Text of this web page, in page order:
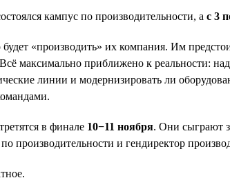
кампус по производительности, а с 3
«производить» их компания. Им
максимально приближено к реальности:
линии и модернизировать ли
в финале 10−11 ноября. Они сыграют
производительности и гендиректор